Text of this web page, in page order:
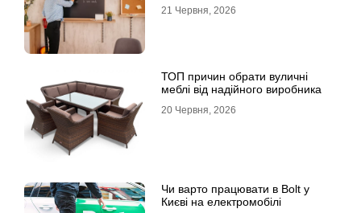
21 Червня, 2026
ТОП причин обрати вуличні
меблі від надійного виробника
20 Червня, 2026
Чи варто працювати в Bolt у
Києві на електромобілі